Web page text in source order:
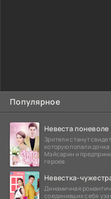
Популярное
Невеста поневоле
Зрители станут
которую попали
Мэйсарин и
героев
Невестка-
Динамичная
соединивших себя